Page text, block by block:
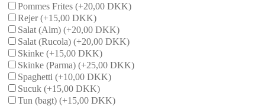
Pommes Frites (+20,00 DKK)
Rejer(+15,00 DKK)
Salat (Alm) (+20,00 DKK)
Salat (Rucola) (+20,00 DKK)
Skinke (+15,00 DKK)
Skinke (Parma) (+25,00 DKK)
Spaghetti (+10,00 DKK)
Sucuk (+15,00 DKK)
Tun (bagt) (+15,00 DKK)